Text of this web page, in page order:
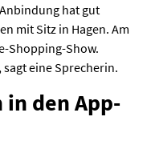
hat gut
mit Sitz in Hagen. Am
Shopping-Show.
sagt eine Sprecherin.
den App-